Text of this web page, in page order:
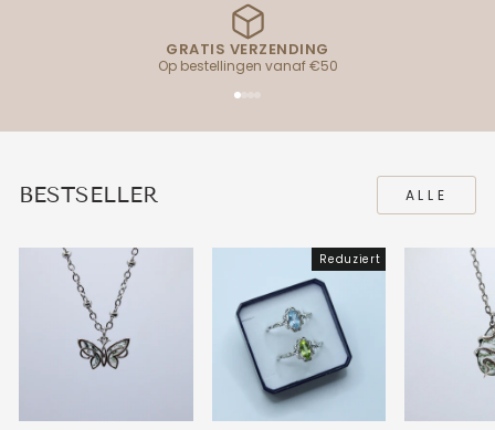
GRATIS VERZENDING
Op bestellingen vanaf €50
BESTSELLER ALLE
Reduziert